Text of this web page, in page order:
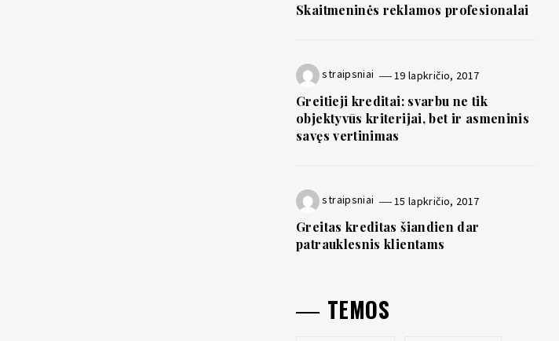
Skaitmeninės reklamos profesionalai
straipsniai 19 lapkričio, 2017
Greitieji kreditai: svarbu ne tik
objektyvūs kriterijai, bet ir asmeninis
savęs vertinimas
straipsniai 15 lapkričio, 2017
Greitas kreditas šiandien dar
patrauklesnis klientams
TEMOS